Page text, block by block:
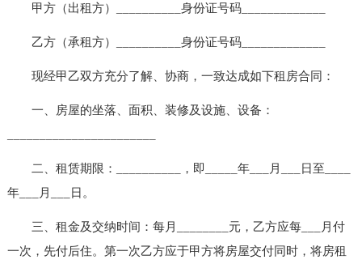
甲方（出租方）__________身份证号码_____________
乙方（承租方）__________身份证号码_____________
现经甲乙双方充分了解、协商，一致达成如下租房合同：
一、房屋的坐落、面积、装修及设施、设备：
二、租赁期限：__________，即_____年___月___日至____
年___月___日。
三、租金及交纳时间：每月________元，乙方应每___月付
一次，先付后住。第一次乙方应于甲方将房屋交付同时，将房租